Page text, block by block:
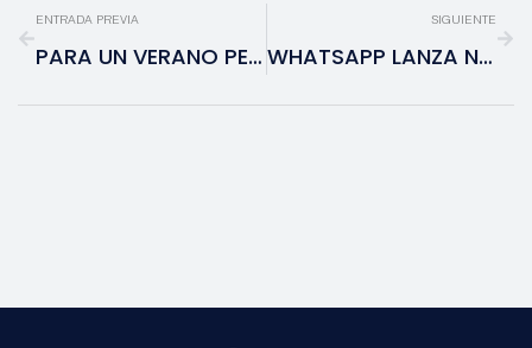
ENTRADA PREVIA
PARA UN VERANO PERFECTO, UN RECORRIDO POR HOUSTON
SIGUIENTE
WHATSAPP LANZA NUEVOS CHATS DE AUDIO, ¿CÓMO FUNCIONAN?